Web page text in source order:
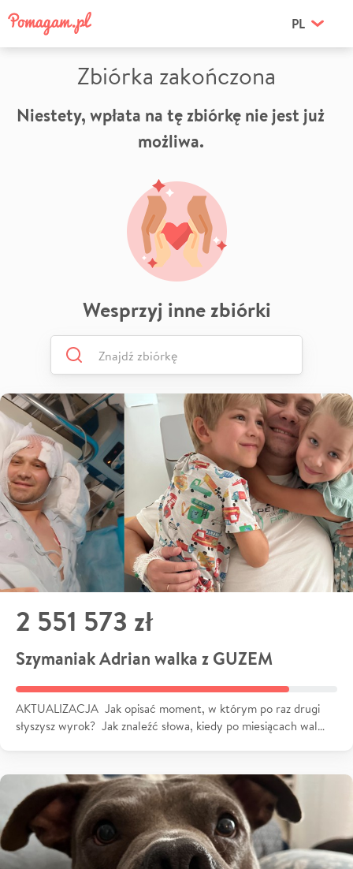
PL
Zbiórka zakończona
Niestety, wpłata na tę zbiórkę nie jest już
możliwa.
Wesprzyj inne zbiórki
2 551 573 zł
Szymaniak Adrian walka z GUZEM
AKTUALIZACJA Jak opisać moment, w którym po raz drugi
słyszysz wyrok? Jak znaleźć słowa, kiedy po miesiącach wal…